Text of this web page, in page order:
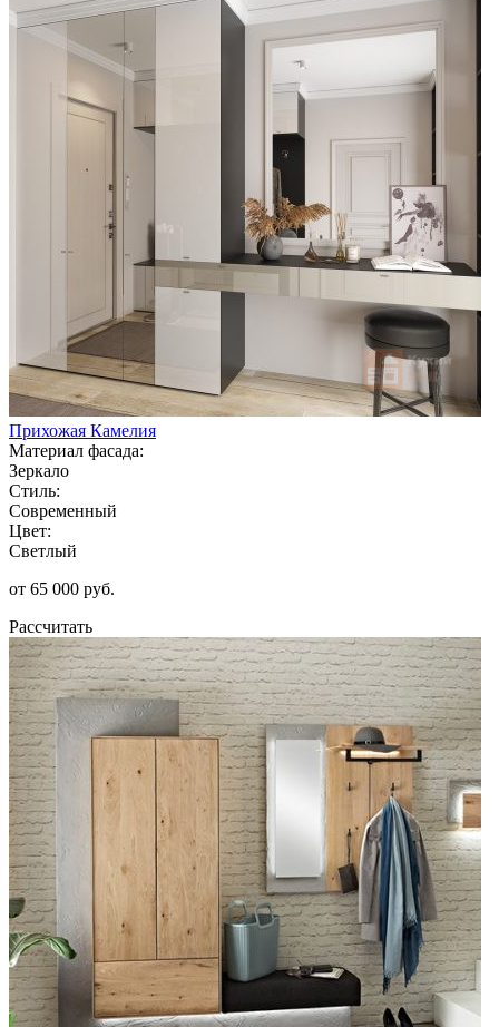
Прихожая Камелия
Материал фасада:
Зеркало
Стиль:
Современный
Цвет:
Светлый
от 65 000 руб.
Рассчитать